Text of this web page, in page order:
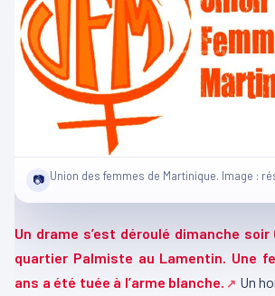
📷 Union des femmes de Martinique. Image :
Un drame s’est déroulé dimanche soir
quartier Palmiste au Lamentin. Une
ans a été tuée à l’arme blanche.
Un